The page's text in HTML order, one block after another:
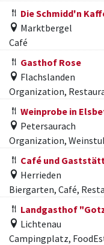
Die Schmidd'n
Marktbergel
Café
Gasthof Rose
Flachslanden
Organization,
Weinprobe in
Petersaurach
Organization,
Café und
Herrieden
Biergarten, Café,
Landgasthof
Lichtenau
Campingplatz,